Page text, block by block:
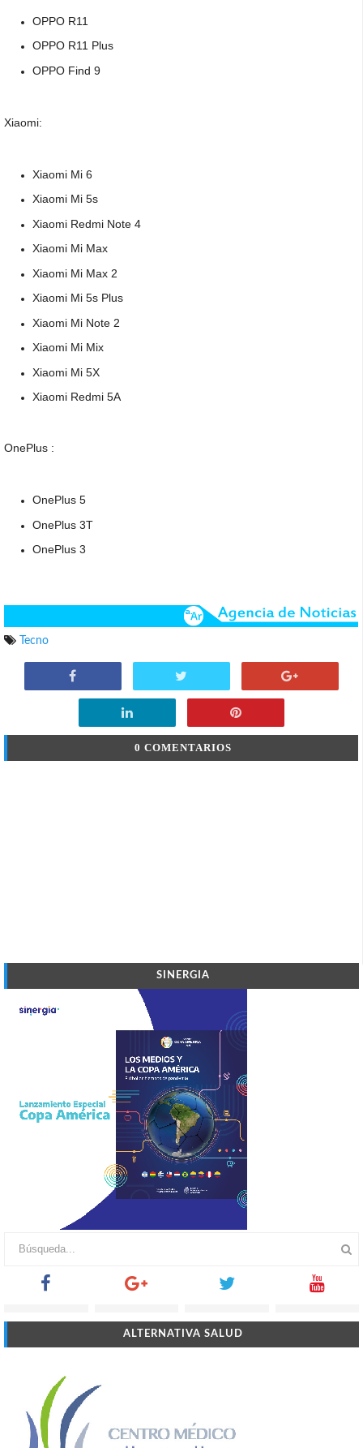
OPPO R11
OPPO R11 Plus
OPPO Find 9
Xiaomi:
Xiaomi Mi 6
Xiaomi Mi 5s
Xiaomi Redmi Note 4
Xiaomi Mi Max
Xiaomi Mi Max 2
Xiaomi Mi 5s Plus
Xiaomi Mi Note 2
Xiaomi Mi Mix
Xiaomi Mi 5X
Xiaomi Redmi 5A
OnePlus :
OnePlus 5
OnePlus 3T
OnePlus 3
Tecno
0 COMENTARIOS
SINERGIA
ALTERNATIVA SALUD